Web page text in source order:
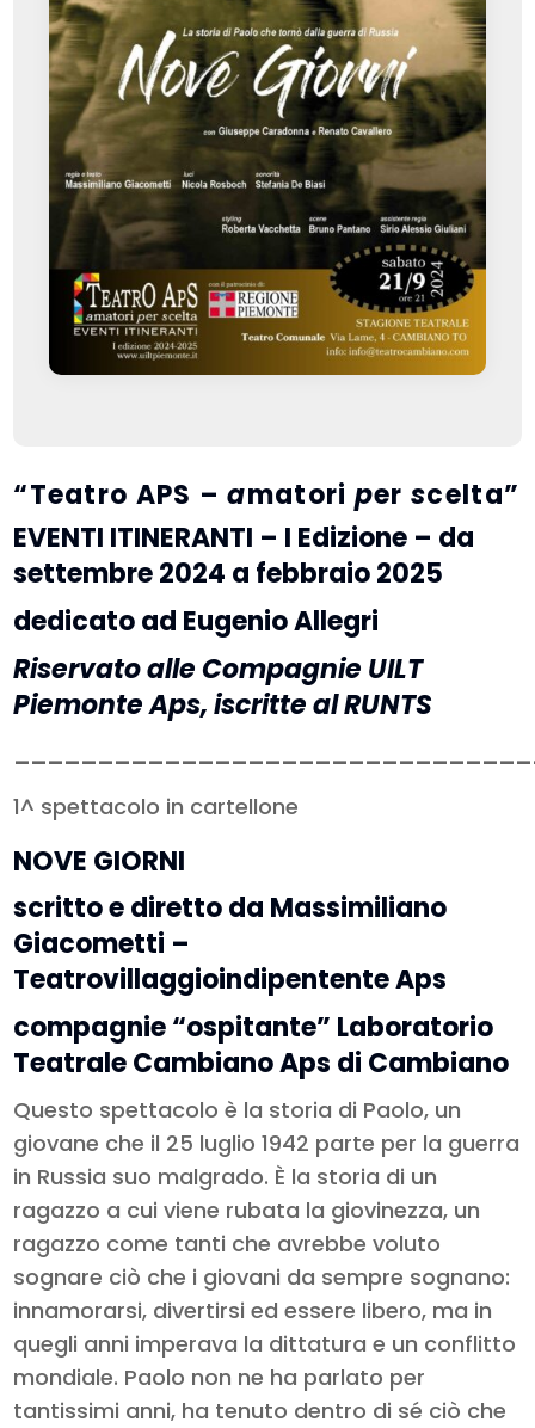
“Teatro APS –amatori perscelta”
EVENTI ITINERANTI – I Edizione – da
settembre 2024 a febbraio 2025
dedicato ad Eugenio Allegri
Riservato alle Compagnie UILT
Piemonte Aps, iscritte al RUNTS
1^ spettacolo in cartellone
NOVE GIORNI
scritto e diretto da Massimiliano
Giacometti –
Teatrovillaggioindipentente Aps
compagnie “ospitante” Laboratorio
Teatrale Cambiano Aps di Cambiano
Questo spettacolo è la storia di Paolo, un
giovane che il 25 luglio 1942 parte per la guerra
in Russia suo malgrado. È la storia di un
ragazzo a cui viene rubata la giovinezza, un
ragazzo come tanti che avrebbe voluto
sognare ciò che i giovani da sempre sognano:
innamorarsi, divertirsi ed essere libero, ma in
quegli anni imperava la dittatura e un conflitto
mondiale. Paolo non ne ha parlato per
tantissimi anni, ha tenuto dentro di sé ciò che